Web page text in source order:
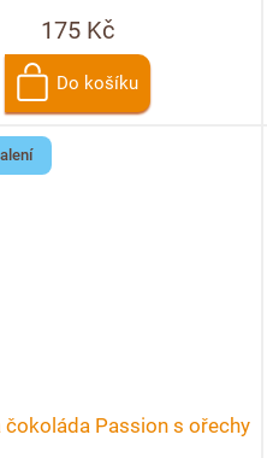
175 Kč
Do košíku
čokoláda Passion s ořechy